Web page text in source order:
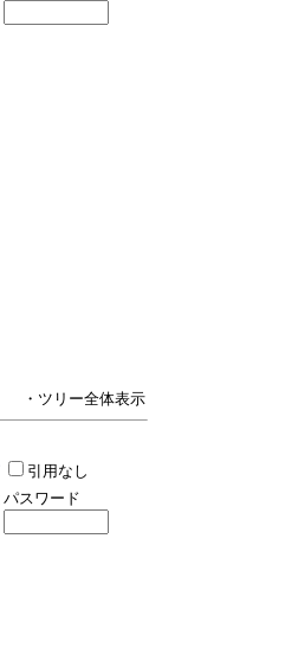
・ツリー全体表示
引用なし
パスワード